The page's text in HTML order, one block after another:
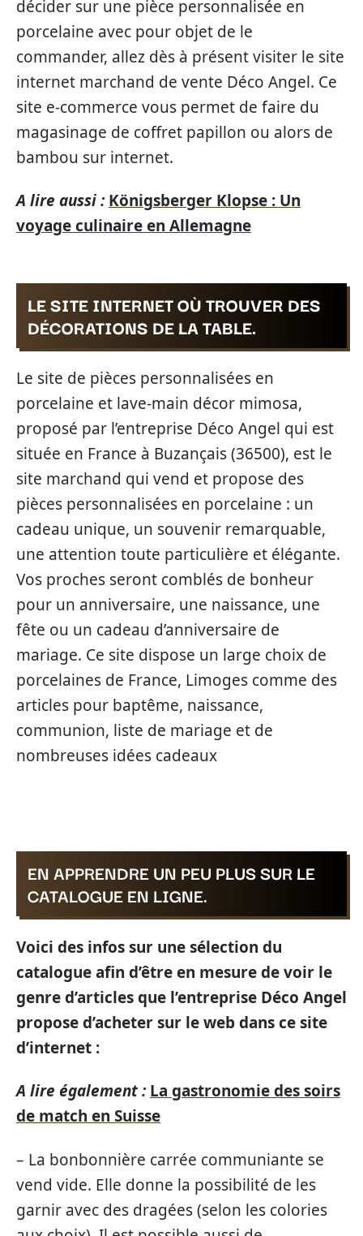
décider sur une pièce personnalisée en
porcelaine avec pour objet de le
commander, allez dès à présent visiter le site
internet marchand de vente Déco Angel. Ce
site e-commerce vous permet de faire du
magasinage de coffret papillon ou alors de
bambou sur internet.
A lire aussi : Königsberger Klopse : Un
voyage culinaire en Allemagne
LE SITE INTERNET OÙ TROUVER DES
DÉCORATIONS DE LA TABLE.
Le site de pièces personnalisées en
porcelaine et lave-main décor mimosa,
proposé par l’entreprise Déco Angel qui est
située en France à Buzançais (36500), est le
site marchand qui vend et propose des
pièces personnalisées en porcelaine : un
cadeau unique, un souvenir remarquable,
une attention toute particulière et élégante.
Vos proches seront comblés de bonheur
pour un anniversaire, une naissance, une
fête ou un cadeau d’anniversaire de
mariage. Ce site dispose un large choix de
porcelaines de France, Limoges comme des
articles pour baptême, naissance,
communion, liste de mariage et de
nombreuses idées cadeaux
EN APPRENDRE UN PEU PLUS SUR LE
CATALOGUE EN LIGNE.
Voici des infos sur une sélection du
catalogue afin d’être en mesure de voir le
genre d’articles que l’entreprise Déco Angel
propose d’acheter sur le web dans ce site
d’internet :
A lire également : La gastronomie des soirs
de match en Suisse
– La bonbonnière carrée communiante se
vend vide. Elle donne la possibilité de les
garnir avec des dragées (selon les colories